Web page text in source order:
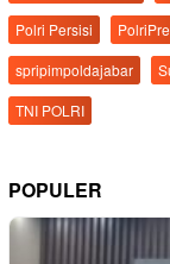
Polri Persisi
spripimpoldajabar
TNI POLRI
POPULER